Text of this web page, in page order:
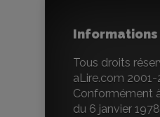
Informations
Tous droits
aLire.com 2001-
Conformément
du 6 janvier